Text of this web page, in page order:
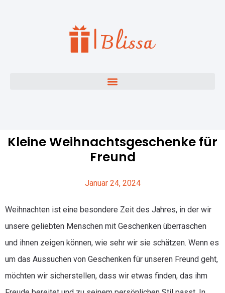
Kleine Weihnachtsgeschenke für
Freund
Januar 24, 2024
Weihnachten ist eine besondere Zeit des Jahres, in der wir
unsere geliebten Menschen mit Geschenken überraschen
und ihnen zeigen können, wie sehr wir sie schätzen. Wenn es
um das Aussuchen von Geschenken für unseren Freund geht,
möchten wir sicherstellen, dass wir etwas finden, das ihm